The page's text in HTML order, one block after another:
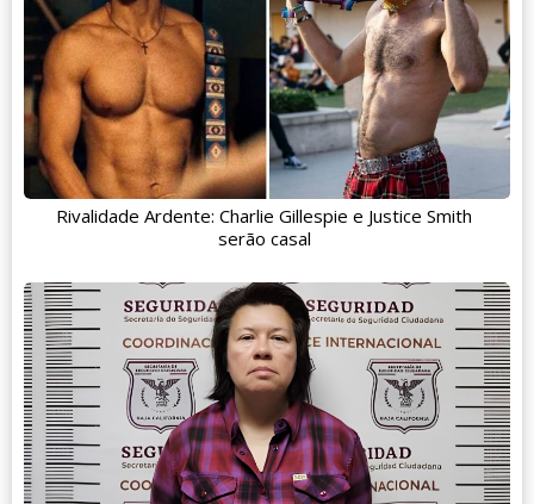
Rivalidade Ardente: Charlie Gillespie e Justice Smith
serão casal